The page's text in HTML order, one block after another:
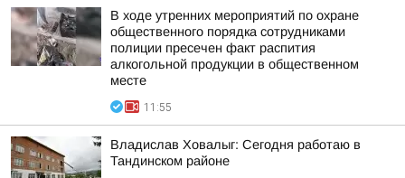
В ходе утренних мероприятий по охране
общественного порядка сотрудниками
полиции пресечен факт распития
алкогольной продукции в общественном
месте
11:55
Владислав Ховалыг: Сегодня работаю в
Тандинском районе